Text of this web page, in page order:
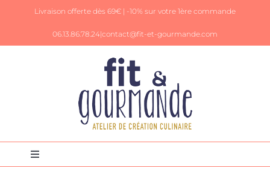
PasserLivraison offerte dès 69€ | -10% sur votre 1ère commande
06.13.86.78.24|contact@fit-et-gourmande.com
Toggle
Navigation